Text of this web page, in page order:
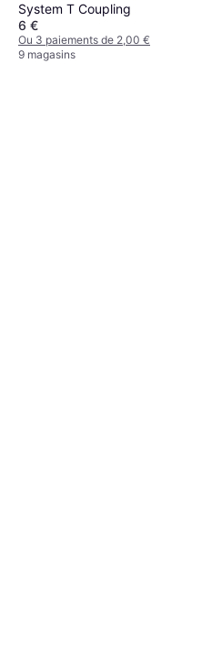
System T Coupling
6 €
Ou 3 paiements de 2,00 €
9 magasins